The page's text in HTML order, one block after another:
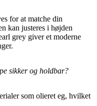
for at matche din
kan justeres i højden
grey giver et moderne
sikker og holdbar?
som olieret eg, hvilket